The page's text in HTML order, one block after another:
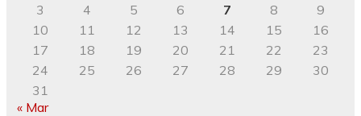
3
4 5 6 7 8
9
10
11 12 13 14 15
16
17
18 19 20 21 22
23
24
25 26 27 28 29
30
31
« Mar